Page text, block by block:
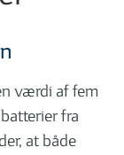
værdi af fem
fra
at både